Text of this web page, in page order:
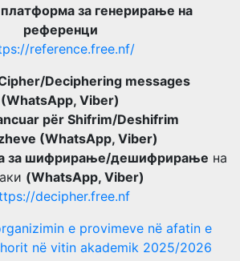
за генерирање на
референци
reference.free.nf/
Deciphering messages
(WhatsApp, Viber)
për Shifrim/Deshifrim
(WhatsApp, Viber)
за шифрирање/дешифрирање на
(WhatsApp, Viber)
decipher.free.nf
e provimeve në afatin e
në vitin akademik 2025/2026